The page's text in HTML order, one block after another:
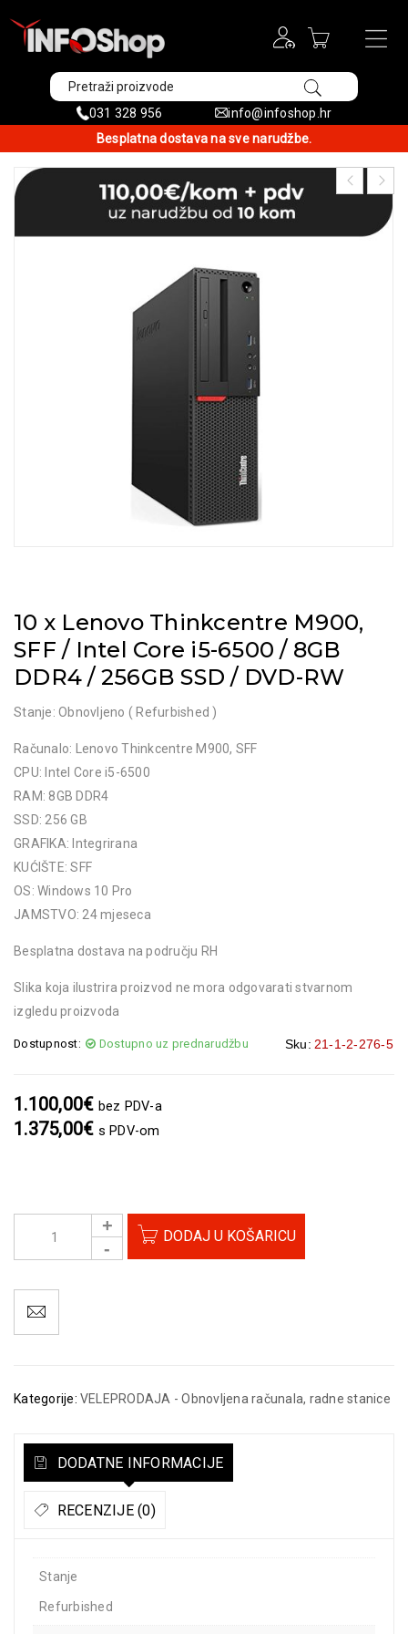
031 328 956
info@infoshop.hr
Besplatna dostava na sve narudžbe.
10 x Lenovo Thinkcentre M900,
SFF / Intel Core i5-6500 / 8GB
DDR4 / 256GB SSD / DVD-RW
Stanje: Obnovljeno ( Refurbished )
Računalo: Lenovo Thinkcentre M900, SFF
CPU: Intel Core i5-6500
RAM: 8GB DDR4
SSD: 256 GB
GRAFIKA: Integrirana
KUĆIŠTE: SFF
OS: Windows 10 Pro
JAMSTVO: 24 mjeseca
Besplatna dostava na području RH
Slika koja ilustrira proizvod ne mora odgovarati stvarnom
izgledu proizvoda
Dostupnost: Dostupno uz prednarudžbu Sku: 21-1-2-276-5
1.100,00€ bez PDV-a
1.375,00€ s PDV-om
DODAJ U KOŠARICU
Kategorije: VELEPRODAJA - Obnovljena računala, radne stanice
DODATNE INFORMACIJE
RECENZIJE (0)
Stanje
Refurbished